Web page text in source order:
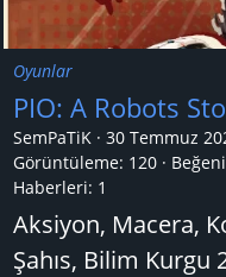
Oyunlar
PIO: A Robots
SemPaTiK 30 Temmuz
Görüntüleme: 120
Haberleri: 1
Aksiyon, Macera,
Şahıs, Bilim Kurgu